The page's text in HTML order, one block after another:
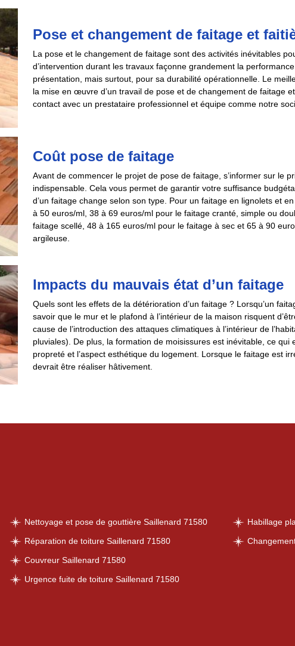
Pose et changement de faitage et
La pose et le changement de faitage sont des activités inévitables
d’intervention durant les travaux façonne grandement la
présentation, mais surtout, pour sa durabilité opérationnelle. Le
la mise en œuvre d’un travail de pose et de changement de faitage
contact avec un prestataire professionnel et équipe comme notre
Coût pose de faitage
Avant de commencer le projet de pose de faitage, s’informer sur le
indispensable. Cela vous permet de garantir votre suffisance
d’un faitage change selon son type. Pour un faitage en lignolets et
à 50 euros/ml, 38 à 69 euros/ml pour le faitage cranté, simple ou
faitage scellé, 48 à 165 euros/ml pour le faitage à sec et 65 à 90
argileuse.
Impacts du mauvais état d’un faitage
Quels sont les effets de la détérioration d’un faitage ? Lorsqu’un
savoir que le mur et le plafond à l’intérieur de la maison risquent
cause de l’introduction des attaques climatiques à l’intérieur de
pluviales). De plus, la formation de moisissures est inévitable, ce
propreté et l’aspect esthétique du logement. Lorsque le faitage est
devrait être réaliser hâtivement.
Nettoyage et pose de gouttière Saillenard 71580
Réparation de toiture Saillenard 71580
Couvreur Saillenard 71580
Urgence fuite de toiture Saillenard 71580
Habillage